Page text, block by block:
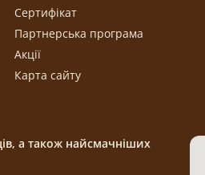
Сертифікат
Партнерська програма
Акції
Карта сайту
а також найсмачніших